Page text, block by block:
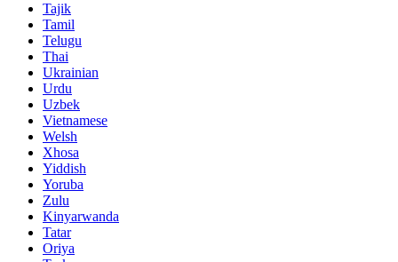
Tajik
Tamil
Telugu
Thai
Ukrainian
Urdu
Uzbek
Vietnamese
Welsh
Xhosa
Yiddish
Yoruba
Zulu
Kinyarwanda
Tatar
Oriya